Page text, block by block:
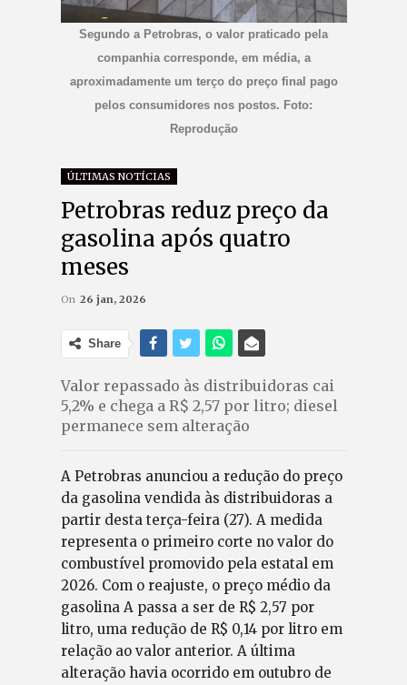
Segundo a Petrobras, o valor praticado pela
companhia corresponde, em média, a
aproximadamente um terço do preço final pago
pelos consumidores nos postos. Foto:
Reprodução
ÚLTIMAS NOTÍCIAS
Petrobras reduz preço da
gasolina após quatro
meses
On 26 jan, 2026
Share
Valor repassado às distribuidoras cai
5,2% e chega a R$ 2,57 por litro; diesel
permanece sem alteração
A Petrobras anunciou a redução do preço
da gasolina vendida às distribuidoras a
partir desta terça-feira (27). A medida
representa o primeiro corte no valor do
combustível promovido pela estatal em
2026. Com o reajuste, o preço médio da
gasolina A passa a ser de R$ 2,57 por
litro, uma redução de R$ 0,14 por litro em
relação ao valor anterior. A última
alteração havia ocorrido em outubro de